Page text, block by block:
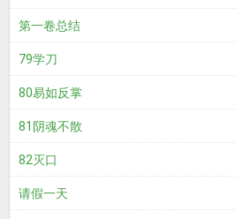
第一卷总结
79学刀
80易如反掌
81阴魂不散
82灭口
请假一天